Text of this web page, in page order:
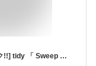
[12/10当たれば最大注文全額分ポイントバック!!] tidy 「 Sweep スウィープ 」 ティディ 箒＆ちりとりセット 自立 立つ ホワイト グレー レモン ブラウン シンプル おしゃれ モダン ほうき ちりとり セット 玄関 ベランダ 掃除道具 清掃 大掃除 お掃除グッズ スイープ